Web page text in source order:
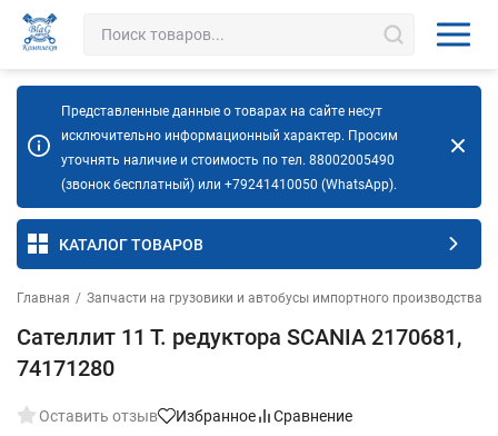
Представленные данные о товарах на сайте несут
исключительно информационный характер. Просим
уточнять наличие и стоимость по тел. 88002005490
(звонок бесплатный) или +79241410050 (WhatsApp).
КАТАЛОГ ТОВАРОВ
Главная / Запчасти на грузовики и автобусы импортного производства
Сателлит 11 Т. редуктора SCANIA 2170681,
74171280
Оставить отзыв Избранное Сравнение